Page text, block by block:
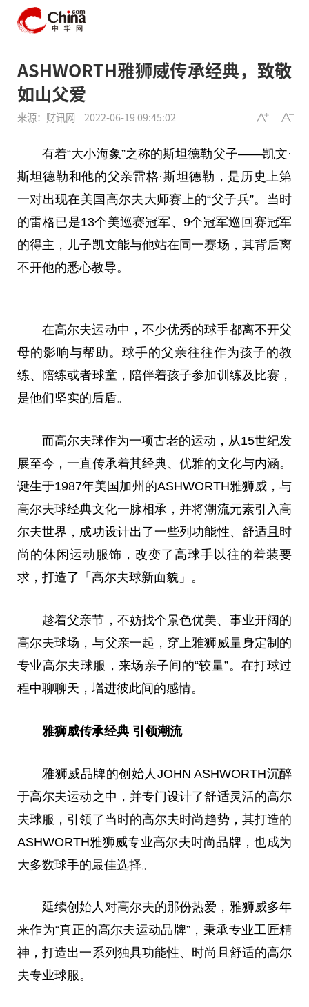
ASHWORTH雅狮威传承经典，致敬
如山父爱
来源：财讯网 2022-06-19 09:45:02
有着“大小海象”之称的斯坦德勒父子——凯文·
斯坦德勒和他的父亲雷格·斯坦德勒，是历史上第
一对出现在美国高尔夫大师赛上的“父子兵”。当时
的雷格已是13个美巡赛冠军、9个冠军巡回赛冠军
的得主，儿子凯文能与他站在同一赛场，其背后离
不开他的悉心教导。
在高尔夫运动中，不少优秀的球手都离不开父
母的影响与帮助。球手的父亲往往作为孩子的教
练、陪练或者球童，陪伴着孩子参加训练及比赛，
是他们坚实的后盾。
而高尔夫球作为一项古老的运动，从15世纪发
展至今，一直传承着其经典、优雅的文化与内涵。
诞生于1987年美国加州的ASHWORTH雅狮威，与
高尔夫球经典文化一脉相承，并将潮流元素引入高
尔夫世界，成功设计出了一些列功能性、舒适且时
尚的休闲运动服饰，改变了高球手以往的着装要
求，打造了「高尔夫球新面貌」。
趁着父亲节，不妨找个景色优美、事业开阔的
高尔夫球场，与父亲一起，穿上雅狮威量身定制的
专业高尔夫球服，来场亲子间的“较量”。在打球过
程中聊聊天，增进彼此间的感情。
雅狮威传承经典 引领潮流
雅狮威品牌的创始人JOHN ASHWORTH沉醉
于高尔夫运动之中，并专门设计了舒适灵活的高尔
夫球服，引领了当时的高尔夫时尚趋势，其打造的
ASHWORTH雅狮威专业高尔夫时尚品牌，也成为
大多数球手的最佳选择。
延续创始人对高尔夫的那份热爱，雅狮威多年
来作为“真正的高尔夫运动品牌”，秉承专业工匠精
神，打造出一系列独具功能性、时尚且舒适的高尔
夫专业球服。